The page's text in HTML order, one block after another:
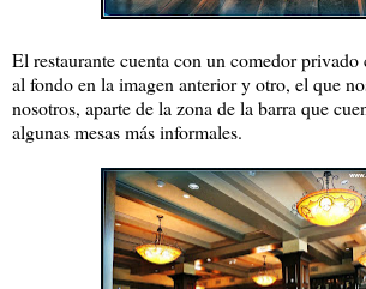
El restaurante cuenta con un comedor privado
al fondo en la imagen anterior y otro, el que
nosotros, aparte de la zona de la barra que
algunas mesas más informales.